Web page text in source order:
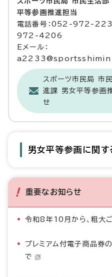
平等参画推進担当
電話番号：052-972-
972-4206
Eメール：
スポーツ市民局 市
進課 男女平等参画
せ
男女平等参画に関
重要なお知らせ
令和8年10月から、粗大
プレミアム付電子商品券
で